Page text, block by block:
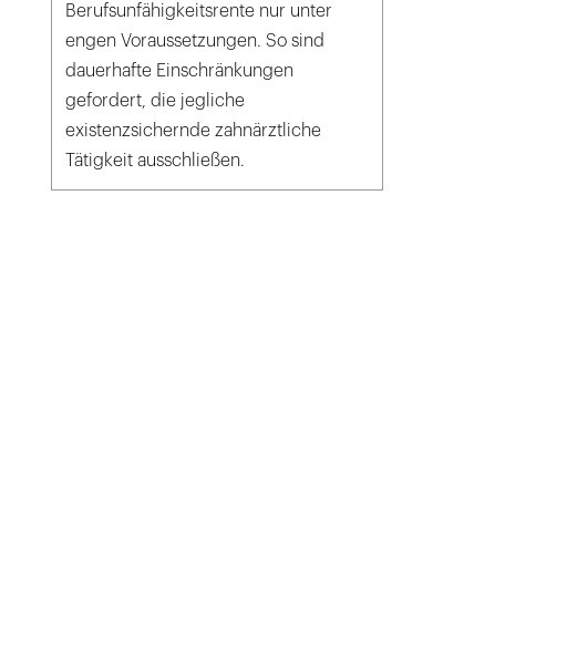
Berufsunfähigkeitsrente nur unter
engen Voraussetzungen. So sind
dauerhafte Einschränkungen
gefordert, die jegliche
existenzsichernde zahnärztliche
Tätigkeit ausschließen.